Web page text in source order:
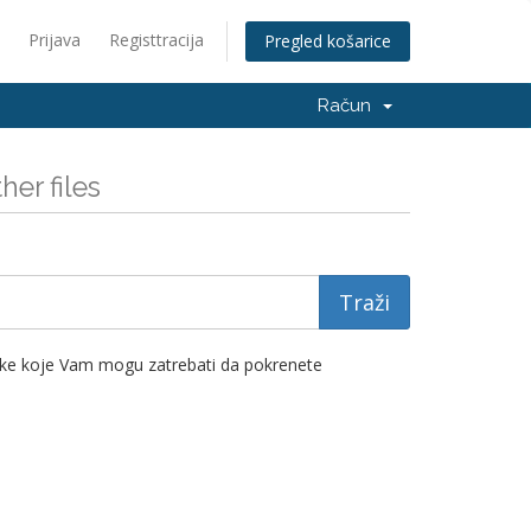
Prijava Registtracija Pregled košarice
Račun
files
koje Vam mogu zatrebati da pokrenete